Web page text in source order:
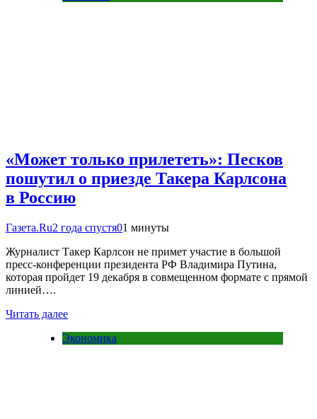
«Может только прилететь»: Песков
пошутил о приезде Такера Карлсона
в Россию
Газета.Ru2 года спустя01 минуты
Журналист Такер Карлсон не примет участие в большой
пресс-конференции президента РФ Владимира Путина,
которая пройдет 19 декабря в совмещенном формате с прямой
линией….
Читать далее
Экономика